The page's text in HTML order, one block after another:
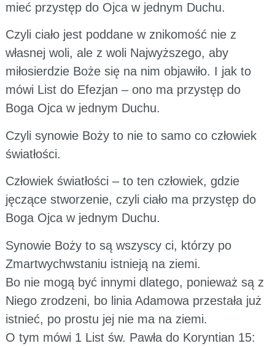
mieć przystęp do Ojca w jednym Duchu.
Czyli ciało jest poddane w znikomość nie z
własnej woli, ale z woli Najwyższego, aby
miłosierdzie Boże się na nim objawiło. I jak to
mówi List do Efezjan – ono ma przystęp do
Boga Ojca w jednym Duchu.
Czyli synowie Boży to nie to samo co człowiek
światłości.
Człowiek światłości – to ten człowiek, gdzie
jęczące stworzenie, czyli ciało ma przystęp do
Boga Ojca w jednym Duchu.
Synowie Boży to są wszyscy ci, którzy po
Zmartwychwstaniu istnieją na ziemi.
Bo nie mogą być innymi dlatego, ponieważ są z
Niego zrodzeni, bo linia Adamowa przestała już
istnieć, po prostu jej nie ma na ziemi.
O tym mówi 1 List św. Pawła do Koryntian 15: